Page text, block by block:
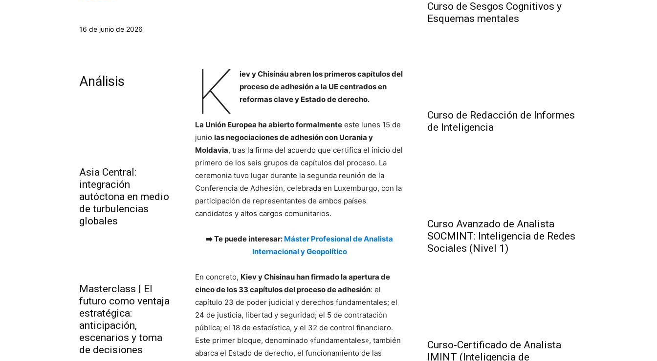
16 de junio de 2026
Análisis
Asia Central:
integración
autóctona en medio
de turbulencias
globales
Masterclass | El
futuro como ventaja
estratégica:
anticipación,
escenarios y toma
de decisiones
K
iev y Chisináu abren los primeros capítulos del
proceso de adhesión a la UE centrados en
reformas clave y Estado de derecho.
La Unión Europea ha abierto formalmente este lunes 15 de
juniolas negociaciones de adhesión con Ucrania y
Moldavia, tras la firma del acuerdo que certifica el inicio del
primero de los seis grupos de capítulos del proceso. La
ceremonia tuvo lugar durante la segunda reunión de la
Conferencia de Adhesión, celebrada en Luxemburgo, con la
participación de representantes de ambos países
candidatos y altos cargos comunitarios.
➡️ Te puede interesar: Máster Profesional de Analista
Internacional y Geopolítico
En concreto, Kiev y Chisinau han firmado la apertura de
cinco de los 33 capítulos del proceso de adhesión: el
capítulo 23 de poder judicial y derechos fundamentales; el
24 de justicia, libertad y seguridad; el 5 de contratación
pública; el 18 de estadística, y el 32 de control financiero.
Este primer bloque, denominado «fundamentales», también
abarca el Estado de derecho, el funcionamiento de las
Curso de Sesgos Cognitivos y
Esquemas mentales
Curso de Redacción de Informes
de Inteligencia
Curso Avanzado de Analista
SOCMINT: Inteligencia de Redes
Sociales (Nivel 1)
Curso-Certificado de Analista
IMINT (Inteligencia de